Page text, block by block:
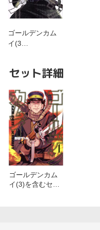
ゴールデンカム
イ(3…
セット詳細
ゴールデンカム
イ(3)を含むセッ